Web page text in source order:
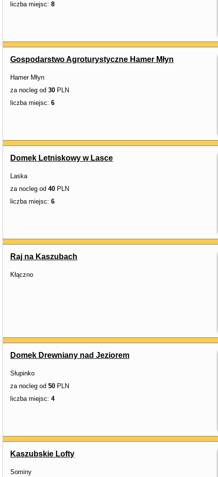
liczba miejsc: 8
Gospodarstwo Agroturystyczne Hamer Młyn
Hamer Młyn
za nocleg od 30 PLN
liczba miejsc: 6
Domek Letniskowy w Lasce
Laska
za nocleg od 40 PLN
liczba miejsc: 6
Raj na Kaszubach
Kłączno
Domek Drewniany nad Jeziorem
Słupinko
za nocleg od 50 PLN
liczba miejsc: 4
Kaszubskie Lofty
Sominy